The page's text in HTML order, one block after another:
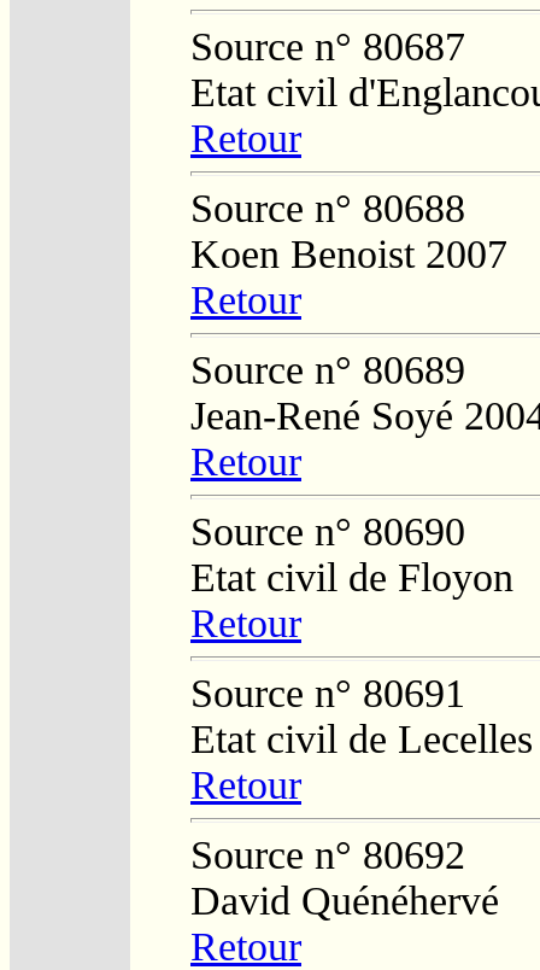
Source n° 80687
Etat civil
Retour
Source n° 80688
Koen Benoist 2007
Retour
Source n° 80689
Jean-René Soyé
Retour
Source n° 80690
Etat civil de Floyon
Retour
Source n° 80691
Etat civil de Lecelles
Retour
Source n° 80692
David Quénéhervé
Retour